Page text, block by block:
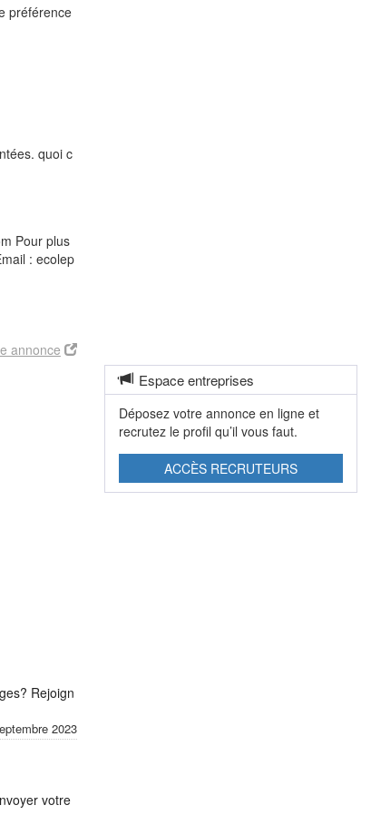
préférence
quoi c
Pour plus
: ecolep
annonce
Rejoign
2023
votre
Espace entreprises
Déposez votre annonce en ligne et
recrutez le profil qu’il vous faut.
ACCÈS RECRUTEURS